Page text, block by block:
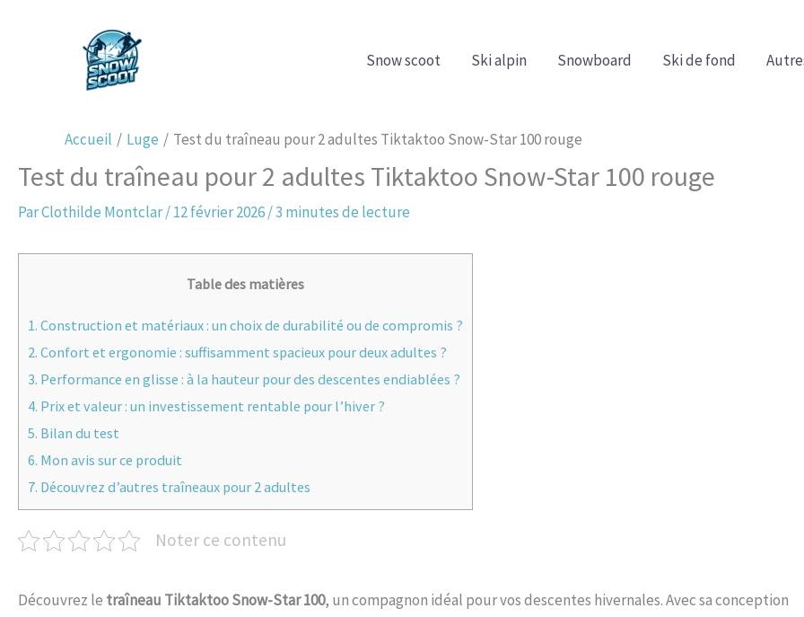
Snow scoot Ski alpin Snowboard Ski de fond
Accueil Luge Test du traîneau pour 2 adultes Tiktaktoo Snow-Star 100 rouge
Test du traîneau pour 2 adultes Tiktaktoo Snow-Star 100 rouge
ParClothilde Montclar/12 février 2026/3 minutes de lecture
Table des matières
1. Construction et matériaux : un choix de durabilité ou de compromis ?
2. Confort et ergonomie : suffisamment spacieux pour deux adultes ?
3. Performance en glisse : à la hauteur pour des descentes endiablées ?
4. Prix et valeur : un investissement rentable pour l’hiver ?
5. Bilan du test
6. Mon avis sur ce produit
7. Découvrez d’autres traîneaux pour 2 adultes
Noter ce contenu
Découvrez le traîneau Tiktaktoo Snow-Star 100, un compagnon idéal pour vos descentes hivernales. Avec sa conception